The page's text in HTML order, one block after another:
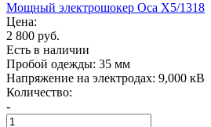
Мощный электрошокер Oса X5/1318
Цена:
2 800 руб.
Есть в наличии
Пробой одежды: 35 мм
Напряжение на электродах: 9,000 кВ
Количество:
-